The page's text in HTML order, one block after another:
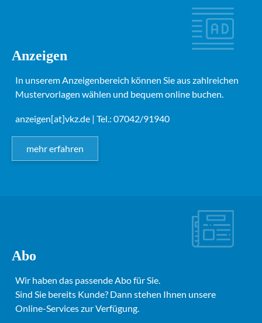
Anzeigen
In unserem Anzeigenbereich können Sie aus zahlreichen
Mustervorlagen wählen und bequem online buchen.
anzeigen[at]vkz.de | Tel.: 07042/91940
mehr erfahren
Abo
Wir haben das passende Abo für Sie.
Sind Sie bereits Kunde? Dann stehen Ihnen unsere
Online-Services zur Verfügung.